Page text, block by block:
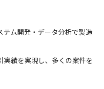
ム開発・データ分析で製造
績を実現し、多くの案件を